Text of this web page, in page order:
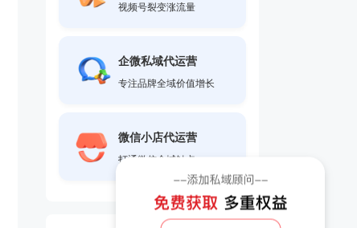
视频号裂变涨流量
企微私域代运营
专注品牌全域价值增长
微信小店代运营
打通微信全域触点